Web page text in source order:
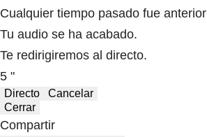
Cualquier tiempo pasado fue anterior
Tu audio se ha acabado.
Te redirigiremos al directo.
5 "
Directo
Cancelar
Cerrar
Compartir